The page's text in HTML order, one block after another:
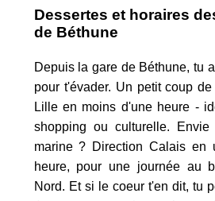
Dessertes et horaires
de Béthune
Depuis la gare de Béthune, tu
pour t'évader. Un petit coup
Lille en moins d'une heure -
shopping ou culturelle.
marine ? Direction Calais en
heure, pour une journée au
Nord. Et si le coeur t'en dit, tu